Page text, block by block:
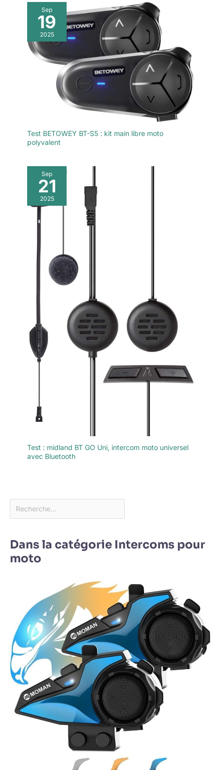
pour parler en temps réel. Il
vous permet de partager votre
bonheur avec vos amis lors de
vos déplacements en voiture,
moto, ski, parachutisme et
autres activités.
Sep
19
2025
Test BETOWEY BT-S5 : kit main libre moto
polyvalent
Sep
21
2025
Test : midland BT GO Uni, intercom moto universel
avec Bluetooth
Dans la catégorie Intercoms pour
moto